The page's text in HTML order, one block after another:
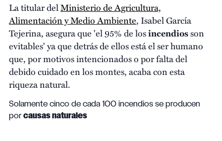
La titular delMinisterio de Agricultura,
Alimentación y Medio Ambiente, Isabel García
Tejerina, asegura que 'el 95% de losincendiosson
evitables' ya que detrás de ellos está el ser humano
que, por motivos intencionados o por falta del
debido cuidado en los montes, acaba con esta
riqueza natural.
Solamente cinco de cada 100 incendios se producen
por causas naturales